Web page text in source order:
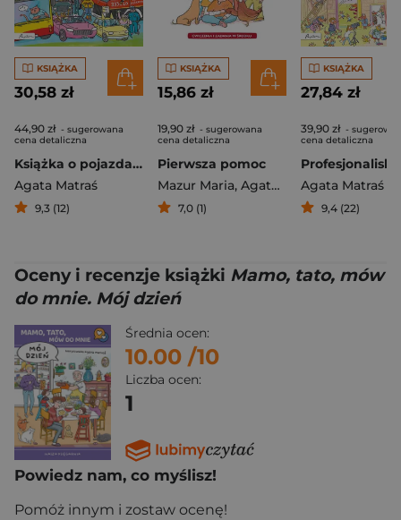
KSIĄŻKA
30,58 zł
44,90 zł - sugerowana
cena detaliczna
Książka o pojazdach. Włóczykicie
Agata Matraś
9,3 (12)
KSIĄŻKA
15,86 zł
19,90 zł - sugerowana
cena detaliczna
Pierwsza pomoc
Mazur Maria, Agata Matraś
7,0 (1)
KSIĄŻKA
27,84 zł
39,90 zł -
cena detaliczna
Profesjonaliski
Agata Matraś
9,4 (22)
Oceny i recenzje książki Mamo, tato, mów
do mnie. Mój dzień
Średnia ocen:
10.00 /10
Liczba ocen:
1
Powiedz nam, co myślisz!
Pomóż innym i zostaw ocenę!